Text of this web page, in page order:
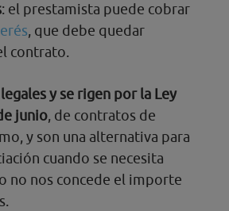
: el prestamista puede cobrar
, que debe quedar
contrato.
y se rigen por la Ley
junio, de contratos de
y son una alternativa para
cuando se necesita
no nos concede el importe